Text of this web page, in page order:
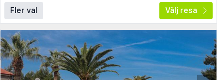
Fler val Välj resa